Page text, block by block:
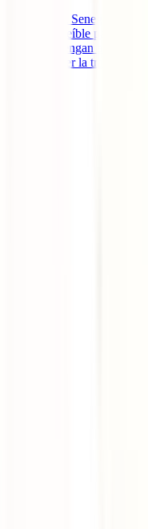
de viaje a Senegal? En
a este increíble país
que te vengan a la
para tener la tranquilidad
te [...]